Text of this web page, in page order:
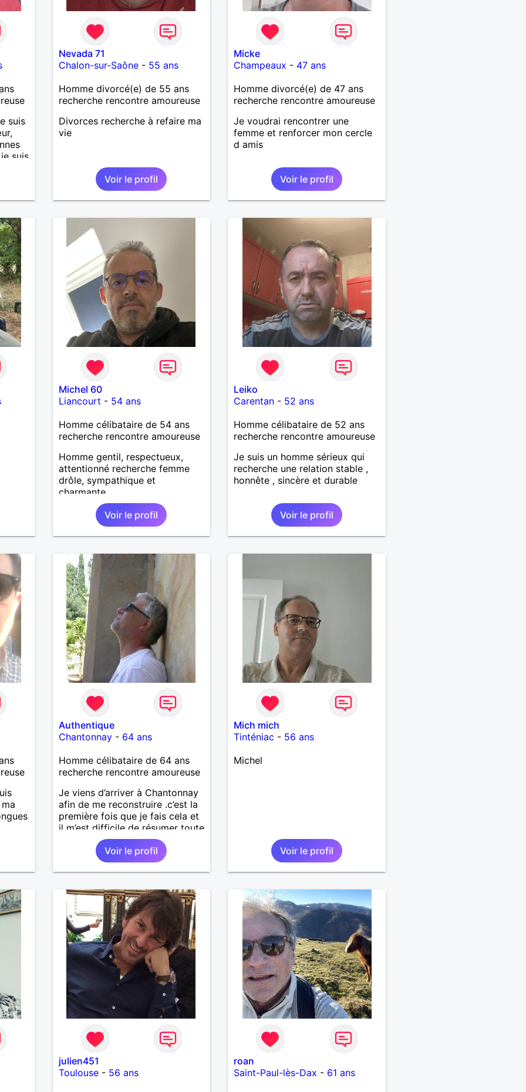
suis
suis
Nevada 71
Chalon-sur-Saône- 55 ans
Homme divorcé(e) de 55 ans
recherche rencontre amoureuse
Divorces recherche à refaire ma
vie
Voir le profil
Micke
Champeaux - 47 ans
Homme divorcé(e) de 47 ans
recherche rencontre amoureuse
Je voudrai rencontrer une
femme et renforcer mon cercle
d amis
Voir le profil
Michel 60
Liancourt - 54 ans
Homme célibataire de 54 ans
recherche rencontre amoureuse
Homme gentil, respectueux,
attentionné recherche femme
drôle, sympathique et
charmante
Voir le profil
Leiko
Carentan - 52 ans
Homme célibataire de 52 ans
recherche rencontre amoureuse
Je suis un homme sérieux qui
recherche une relation stable ,
honnête , sincère et durable
Voir le profil
en
que
Authentique
Chantonnay- 64 ans
Homme célibataire de 64 ans
recherche rencontre amoureuse
Je viens d’arriver à Chantonnay
afin de me reconstruire .c’est la
première fois que je fais cela et
il m’est difficile de résumer toute
une vie.je suis à la retraite et
aujourd’hui c’est mon
anniversaire !J’aimerais
rencontrer quelqu’un qui partage
quelqu’un un être humain
Voir le profil
Mich mich
Tinténiac - 56 ans
Michel
Voir le profil
julien451
Toulouse- 56 ans
roan
Saint-Paul-lès-Dax - 61 ans